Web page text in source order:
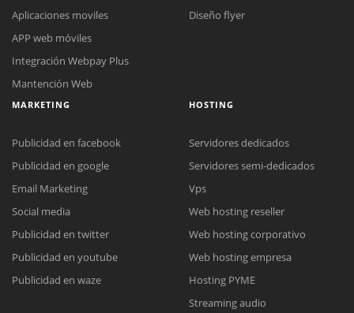
Reunión online
Meet para la reunión online.
Cotización
Chat Online
Todos nuestros ejecutivos están fuera de línea. Complete el formulario
Aplicaciones moviles
APP web móviles
Integración Webpay Plus
Mantención Web
Diseño flyer
MARKETING
Publicidad en facebook
Publicidad en google
Email Marketing
Social media
Publicidad en twitter
Publicidad en youtube
Publicidad en waze
HOSTING
Servidores dedicados
Servidores semi-dedicados
Vps
Web hosting reseller
Web hosting corporativo
Web hosting empresa
Hosting PYME
Streaming audio